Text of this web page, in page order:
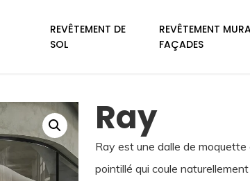
REVÊTEMENT DE
SOL
REVÊTEMENT
FAÇADES
Ray
Ray est une dalle de
pointillé qui coule